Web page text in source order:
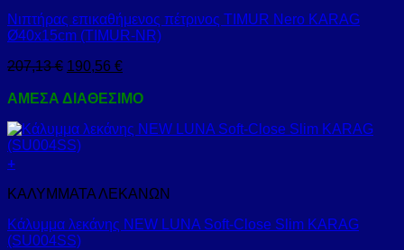
Νιπτήρας επικαθήμενος πέτρινος TIMUR Nero KARAG
Ø40x15cm (TIMUR-NR)
207,13€ 190,56 €
ΑΜΕΣΑ ΔΙΑΘΕΣΙΜΟ
+
ΚΑΛΥΜΜΑΤΑ ΛΕΚΑΝΩΝ
Κάλυμμα λεκάνης NEW LUNA Soft-Close Slim KARAG
(SU004SS)